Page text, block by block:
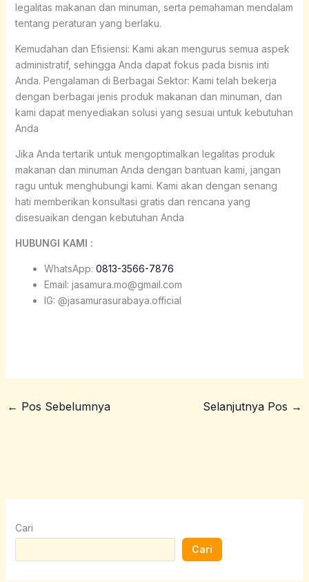
legalitas makanan dan minuman, serta pemahaman mendalam
tentang peraturan yang berlaku.
Kemudahan dan Efisiensi: Kami akan mengurus semua aspek
administratif, sehingga Anda dapat fokus pada bisnis inti
Anda. Pengalaman di Berbagai Sektor: Kami telah bekerja
dengan berbagai jenis produk makanan dan minuman, dan
kami dapat menyediakan solusi yang sesuai untuk kebutuhan
Anda
Jika Anda tertarik untuk mengoptimalkan legalitas produk
makanan dan minuman Anda dengan bantuan kami, jangan
ragu untuk menghubungi kami. Kami akan dengan senang
hati memberikan konsultasi gratis dan rencana yang
disesuaikan dengan kebutuhan Anda
HUBUNGI KAMI :
WhatsApp: 0813-3566-7876
Email: jasamura.mo@gmail.com
IG: @jasamurasurabaya.official
← Pos Sebelumnya Selanjutnya Pos →
Cari
Cari